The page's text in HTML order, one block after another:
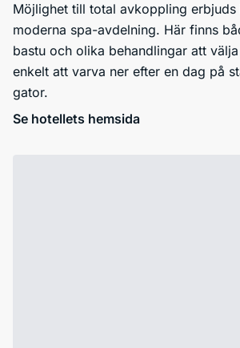
Möjlighet till total avkoppling erbjuds
moderna spa-avdelning. Här finns
bastu och olika behandlingar att
enkelt att varva ner efter en dag på
gator.
Se hotellets hemsida